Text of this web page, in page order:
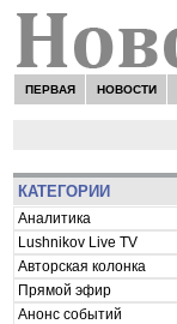
ПЕРВАЯ НОВОСТИ
КАТЕГОРИИ
Аналитика
Lushnikov Live TV
Авторская колонка
Прямой эфир
Анонс событий